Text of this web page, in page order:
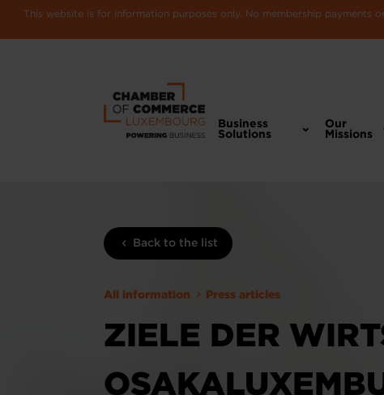
This website is for information purposes only. No membership payments
Business
Solutions
Our
Missions
Back to the list
All information Press articles
ZIELE DER